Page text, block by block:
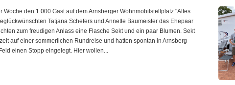
Woche den 1.000 Gast auf dem Arnsberger Wohnmobilstellplatz "Altes
Tatjana Schefers und Annette Baumeister das Ehepaar
zum freudigen Anlass eine Flasche Sekt und ein paar Blumen. Sekt
auf einer sommerlichen Rundreise und hatten spontan in Arnsberg
einen Stopp eingelegt. Hier wollen...